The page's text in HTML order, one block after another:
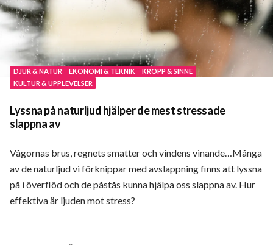
DJUR & NATUR EKONOMI & TEKNIK
KROPP & SINNE
KULTUR & UPPLEVELSER
Lyssna på naturljud hjälper de mest stressade
slappna av
Vågornas brus, regnets smatter och vindens vinande…Många
av de naturljud vi förknippar med avslappning finns att lyssna
på i överflöd och de påstås kunna hjälpa oss slappna av. Hur
effektiva är ljuden mot stress?